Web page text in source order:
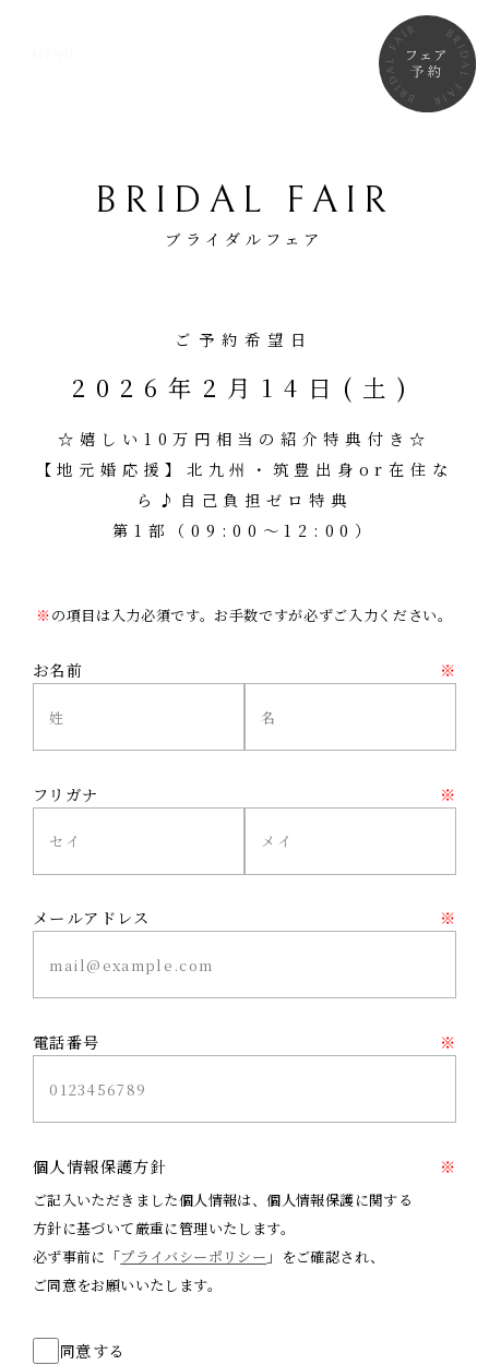
BRIDAL FAIR
ブライダルフェア
ご予約希望日
2026年2月14日(土)
☆嬉しい10万円相当の紹介特典付き☆
【地元婚応援】北九州・筑豊出身or在住な
ら♪自己負担ゼロ特典
第1部（09:00～12:00）
※の項目は入力必須です。お手数ですが必ずご入力ください。
お名前 ※
フリガナ ※
メールアドレス ※
電話番号 ※
個人情報保護方針 ※
ご記入いただきました個人情報は、個人情報保護に関する
方針に基づいて厳重に管理いたします。
必ず事前に「プライバシーポリシー 」をご確認され、
ご同意をお願いいたします。
同意する